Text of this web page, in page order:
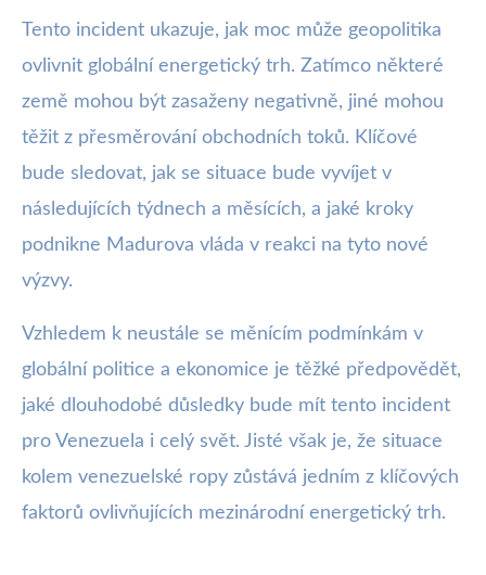
Tento incident ukazuje, jak moc může geopolitika
ovlivnit globální energetický trh. Zatímco některé
země mohou být zasaženy negativně, jiné mohou
těžit z přesměrování obchodních toků. Klíčové
bude sledovat, jak se situace bude vyvíjet v
následujících týdnech a měsících, a jaké kroky
podnikne Madurova vláda v reakci na tyto nové
výzvy.
Vzhledem k neustále se měnícím podmínkám v
globální politice a ekonomice je těžké předpovědět,
jaké dlouhodobé důsledky bude mít tento incident
pro Venezuela i celý svět. Jisté však je, že situace
kolem venezuelské ropy zůstává jedním z klíčových
faktorů ovlivňujících mezinárodní energetický trh.